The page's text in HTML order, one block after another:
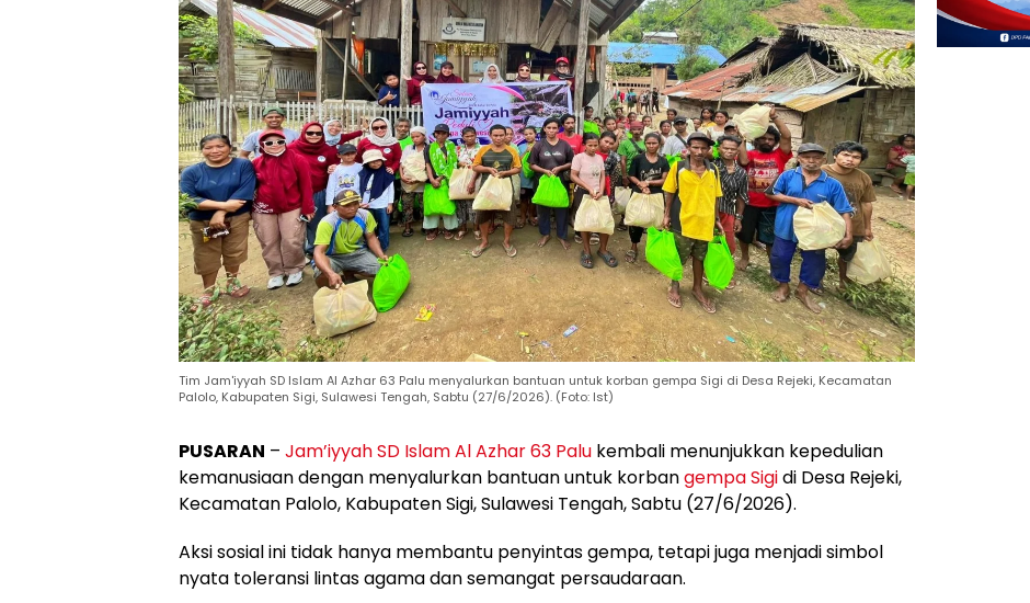
Tim Jam'iyyah SD Islam Al Azhar 63 Palu menyalurkan bantuan untuk korban gempa Sigi di Desa Rejeki, Kecamatan
Palolo, Kabupaten Sigi, Sulawesi Tengah, Sabtu (27/6/2026). (Foto: Ist)
PUSARAN – Jam’iyyah SD Islam Al Azhar 63 Palu kembali menunjukkan kepedulian
kemanusiaan dengan menyalurkan bantuan untuk korbangempa Sigidi Desa Rejeki,
Kecamatan Palolo, Kabupaten Sigi, Sulawesi Tengah, Sabtu (27/6/2026).
Aksi sosial ini tidak hanya membantu penyintas gempa, tetapi juga menjadi simbol
nyata toleransi lintas agama dan semangat persaudaraan.